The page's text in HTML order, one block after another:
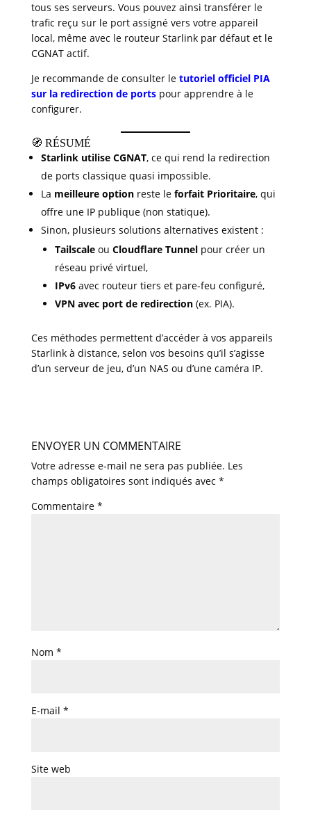
tous ses serveurs. Vous pouvez ainsi transférer le
trafic reçu sur le port assigné vers votre appareil
local, même avec le routeur Starlink par défaut et le
CGNAT actif.
Je recommande de consulter le tutoriel officiel PIA
sur la redirection de portspour apprendre à le
configurer.
🧭 RÉSUMÉ
Starlink utilise CGNAT, ce qui rend la redirection
de ports classique quasi impossible.
La meilleure optionreste le forfait Prioritaire, qui
offre une IP publique (non statique).
Sinon, plusieurs solutions alternatives existent :
Tailscaleou Cloudflare Tunnelpour créer un
réseau privé virtuel,
IPv6avec routeur tiers et pare-feu configuré,
VPN avec port de redirection(ex. PIA).
Ces méthodes permettent d’accéder à vos appareils
Starlink à distance, selon vos besoins qu’il s’agisse
d’un serveur de jeu, d’un NAS ou d’une caméra IP.
ENVOYER UN COMMENTAIRE
Votre adresse e-mail ne sera pas publiée. Les
champs obligatoires sont indiqués avec *
Commentaire *
Nom *
E-mail *
Site web